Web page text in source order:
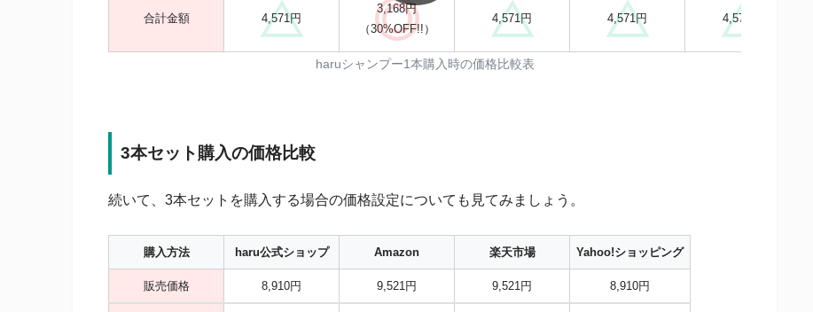
合計金額 4,571円
3,168円
（30%OFF!!）
4,571円 4,571円 4,571円
haruシャンプー1本購入時の価格比較表
3本セット購入の価格比較
続いて、3本セットを購入する場合の価格設定についても見てみましょう。
購入方法 haru公式ショップ Amazon 楽天市場 Yahoo!ショッピング
販売価格 8,910円 9,521円 9,521円 8,910円